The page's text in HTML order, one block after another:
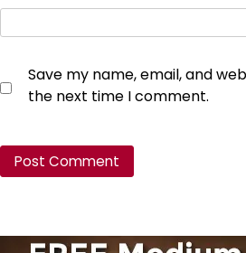
Save my name, email, and
the next time I comment.